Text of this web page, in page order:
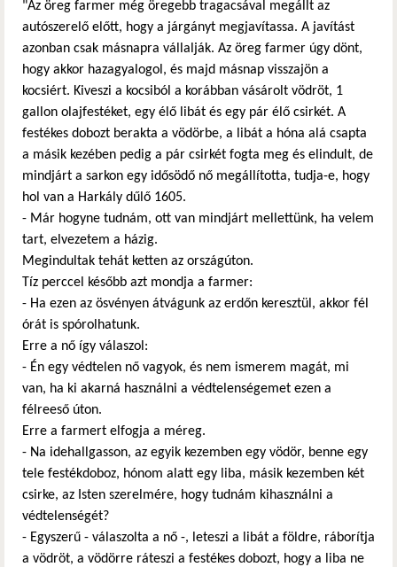
"Az öreg farmer még öregebb tragacsával megállt az
autószerelő előtt, hogy a járgányt megjavítassa. A javítást
azonban csak másnapra vállalják. Az öreg farmer úgy dönt,
hogy akkor hazagyalogol, és majd másnap visszajön a
kocsiért. Kiveszi a kocsiból a korábban vásárolt vödröt, 1
gallon olajfestéket, egy élő libát és egy pár élő csirkét. A
festékes dobozt berakta a vödörbe, a libát a hóna alá csapta
a másik kezében pedig a pár csirkét fogta meg és elindult, de
mindjárt a sarkon egy idősödő nő megállította, tudja-e, hogy
hol van a Harkály dűlő 1605.
- Már hogyne tudnám, ott van mindjárt mellettünk, ha velem
tart, elvezetem a házig.
Megindultak tehát ketten az országúton.
Tíz perccel később azt mondja a farmer:
- Ha ezen az ösvényen átvágunk az erdőn keresztül, akkor fél
órát is spórolhatunk.
Erre a nő így válaszol:
- Én egy védtelen nő vagyok, és nem ismerem magát, mi
van, ha ki akarná használni a védtelenségemet ezen a
félreeső úton.
Erre a farmert elfogja a méreg.
- Na idehallgasson, az egyik kezemben egy vödör, benne egy
tele festékdoboz, hónom alatt egy liba, másik kezemben két
csirke, az Isten szerelmére, hogy tudnám kihasználni a
védtelenségét?
- Egyszerű - válaszolta a nő -, leteszi a libát a földre, ráborítja
a vödröt, a vödörre ráteszi a festékes dobozt, hogy a liba ne